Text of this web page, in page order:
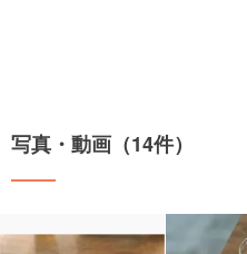
写真・動画（14件）